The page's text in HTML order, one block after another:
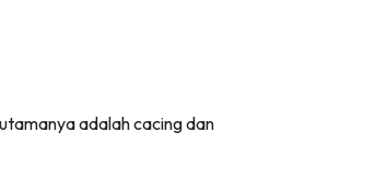
adalah cacing dan